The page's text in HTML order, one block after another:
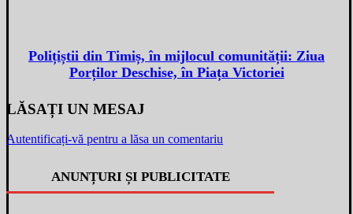
Polițiștii din Timiș, în mijlocul comunității: Ziua
Porților Deschise, în Piața Victoriei
LĂSAȚI UN MESAJ
Autentificați-vă pentru a lăsa un comentariu
ANUNȚURI ȘI PUBLICITATE